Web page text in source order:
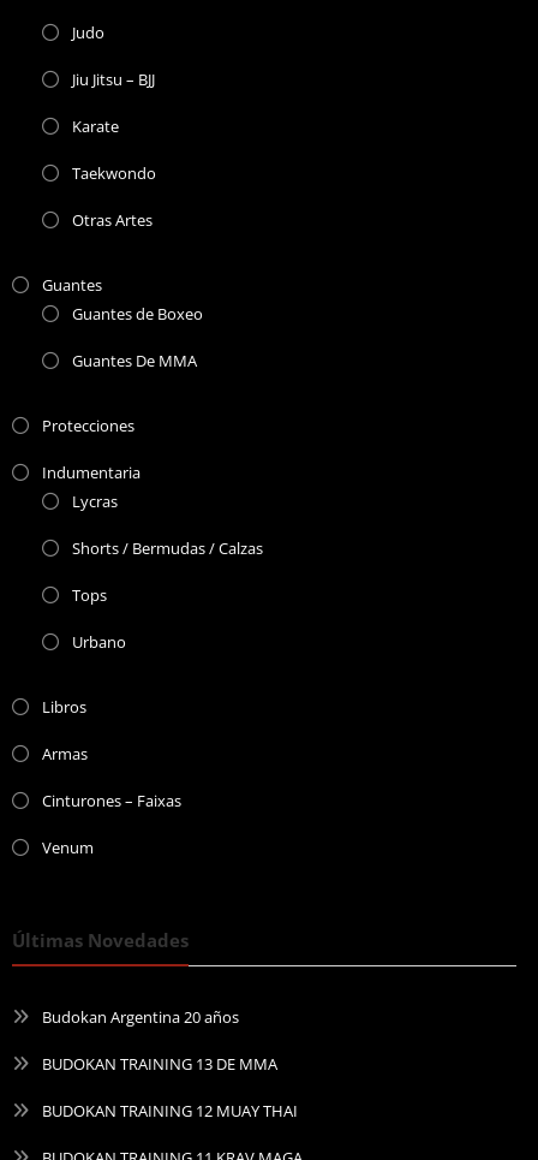
Judo
Jiu Jitsu – BJJ
Karate
Taekwondo
Otras Artes
Guantes
Guantes de Boxeo
Guantes De MMA
Protecciones
Indumentaria
Lycras
Shorts / Bermudas / Calzas
Tops
Urbano
Libros
Armas
Cinturones – Faixas
Venum
Últimas Novedades
Budokan Argentina 20 años
BUDOKAN TRAINING 13 DE MMA
BUDOKAN TRAINING 12 MUAY THAI